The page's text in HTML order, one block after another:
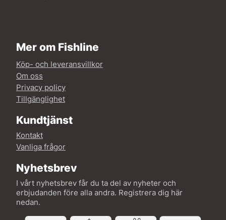
Mer om Fishline
Köp- och leveransvillkor
Om oss
Privacy policy
Tillgänglighet
Kundtjänst
Kontakt
Vanliga frågor
Nyhetsbrev
I vårt nyhetsbrev får du ta del av nyheter och
erbjudanden före alla andra. Registrera dig här
nedan.